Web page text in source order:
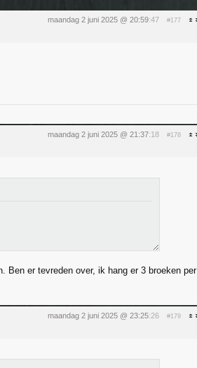
maandag 2 juni 2025 @ 20:59:47 #177
maandag 2 juni 2025 @ 21:37:18 #178
Ben er tevreden over, ik hang er 3 broeken per
maandag 2 juni 2025 @ 23:25:26 #179